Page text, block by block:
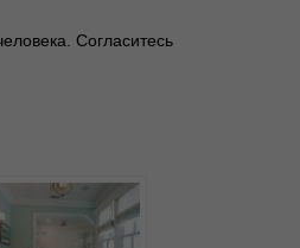
Согласитесь